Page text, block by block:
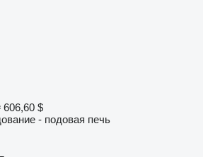
606,60 $
- подовая печь